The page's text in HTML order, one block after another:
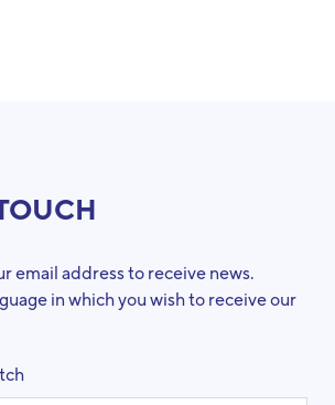
email address to receive news.
in which you wish to receive our